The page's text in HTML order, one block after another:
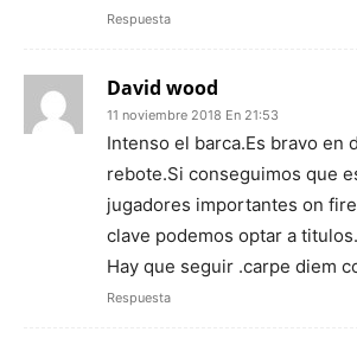
Respuesta
David wood
11 noviembre 2018 En 21:53
Intenso el barca.Es bravo en
rebote.Si conseguimos que
jugadores importantes on
clave podemos optar a titulos.
Hay que seguir .carpe diem
Respuesta